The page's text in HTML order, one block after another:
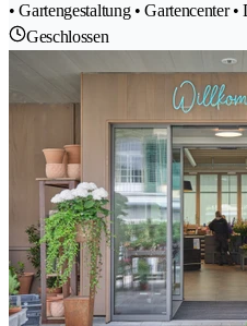
• Gartengestaltung • Gartencenter
Geschlossen